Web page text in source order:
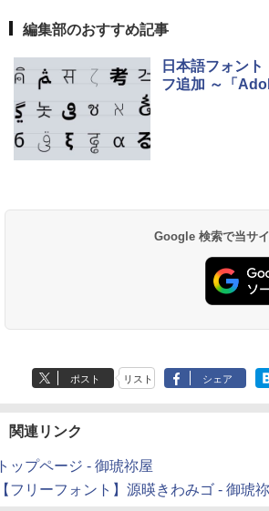
編集部のおすすめ記事
日本語フォン
フ追加 ～「
Google 検索で当サ
ポスト リスト シェア
関連リンク
トップページ - 御琥祢屋
【フリーフォント】源暎きわみゴ - 御琥